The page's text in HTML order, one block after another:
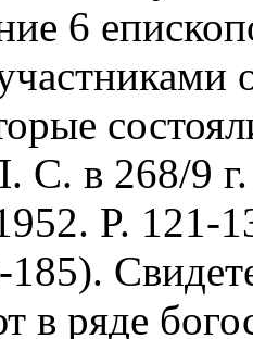
6
С. в 268/9
P. 121-
в ряде